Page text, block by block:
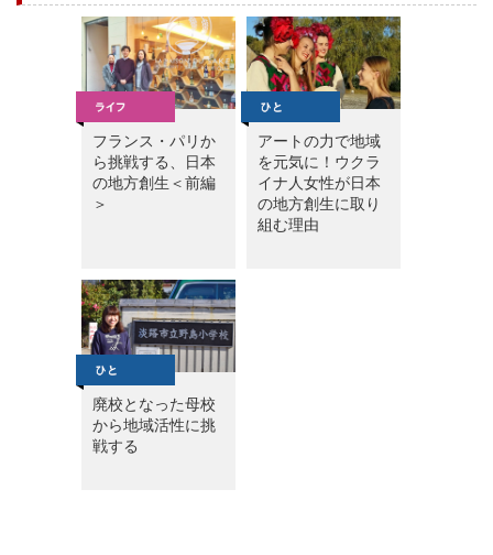
フランス・パリか
ら挑戦する、日本
の地方創生＜前編
＞
アートの力で地域
を元気に！ウクラ
イナ人女性が日本
の地方創生に取り
組む理由
廃校となった母校
から地域活性に挑
戦する